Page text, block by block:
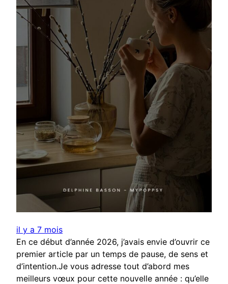
il y a 7 mois
En ce début d’année 2026, j’avais envie d’ouvrir ce
premier article par un temps de pause, de sens et
d’intention.Je vous adresse tout d’abord mes
meilleurs vœux pour cette nouvelle année : qu’elle